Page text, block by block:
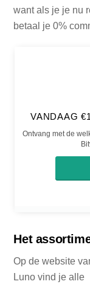
want als je je nu
betaal je 0%
VANDAAG
Ontvang met de
Het
Op de website
Luno vind je alle